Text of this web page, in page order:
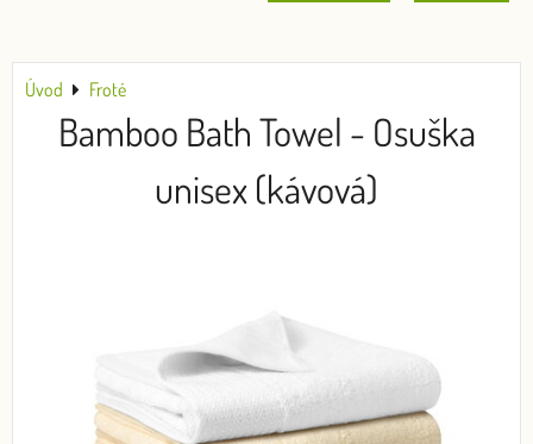
Úvod Froté
Bamboo Bath Towel - Osuška
unisex (kávová)